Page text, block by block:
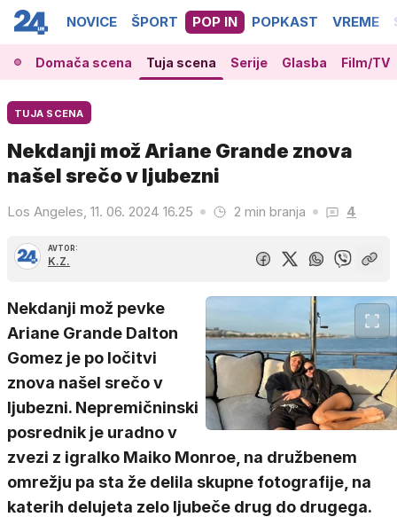
NOVICE ŠPORT POP IN POPKAST VREME
Domača scena Tuja scena Serije Glasba Film/TV
TUJA SCENA
Nekdanji mož Ariane Grande znova
našel srečo v ljubezni
Los Angeles, 11. 06. 2024 16.25 2 min branja 4
AVTOR:
K.Z.
Nekdanji mož pevke
Ariane Grande Dalton
Gomez je po ločitvi
znova našel srečo v
ljubezni. Nepremičninski
posrednik je uradno v
zvezi z igralko Maiko Monroe, na družbenem
omrežju pa sta že delila skupne fotografije, na
katerih delujeta zelo ljubeče drug do drugega.